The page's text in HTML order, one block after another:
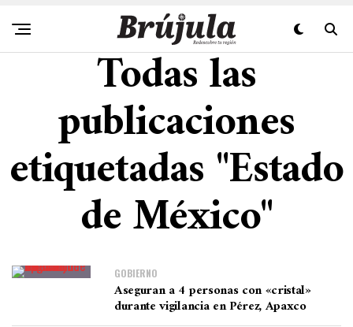
Todas las
publicaciones
etiquetadas "Estado
de México"
GOBIERNO
Aseguran a 4 personas con «cristal»
durante vigilancia en Pérez, Apaxco